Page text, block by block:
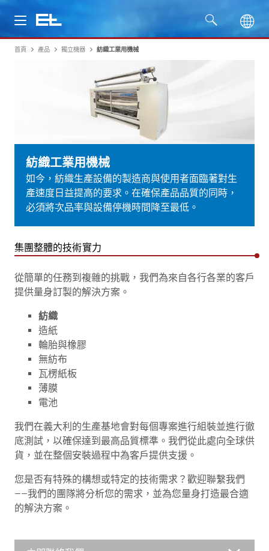
產品
公司
首頁 產品 獨立機器 紡織工業用機械
紡織工業用機械
如今，紡織生產設備的製造商與使用者面臨著對生
產速度日益提高的要求。在確保產品品質的同時，
必須將次品率與設備停機時間降至最低。
集團整體的技術實力
從簡單的任務到複雜的挑戰，我們為來自各行各業的客戶
提供量身訂製的解決方案。
紡織
造紙
輪胎與橡膠
無紡布
瓦楞紙板
薄膜
電池
我們在義大利的生產基地會對每個專案進行組裝並進行徹
底測試，以確保達到最高品質標準。我們從此處向全球供
貨，並在整個安裝過程中為客戶提供支援。
您是否有特殊的構想或特定的技術需求？歡迎聯繫我們
——我們的團隊將分析您的需求，並為您量身打造最合適
的解決方案。